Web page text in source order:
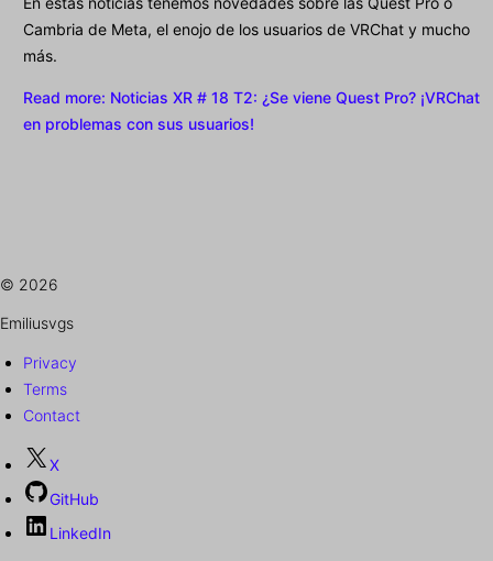
Cambria de Meta, el enojo de los usuarios de VRChat y mucho
más.
Read more: Noticias XR # 18 T2: ¿Se viene Quest Pro? ¡VRChat
en problemas con sus usuarios!
© 2026
Emiliusvgs
Privacy
Terms
Contact
X
GitHub
LinkedIn